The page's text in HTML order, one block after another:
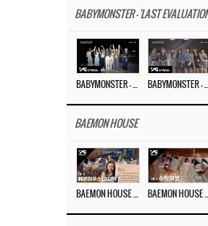
BABYMONSTER - 'LAST
BABYMONSTER – ‘Last Evaluation’ EP.8 BABYMONSTER – ‘Last Evaluation’ EP.7
BAEMON HOUSE
BAEMON HOUSE EP.8 BAEMON